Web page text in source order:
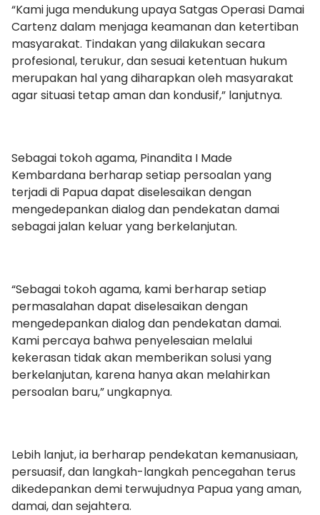
“Kami juga mendukung upaya Satgas Operasi Damai
Cartenz dalam menjaga keamanan dan ketertiban
masyarakat. Tindakan yang dilakukan secara
profesional, terukur, dan sesuai ketentuan hukum
merupakan hal yang diharapkan oleh masyarakat
agar situasi tetap aman dan kondusif,” lanjutnya.
Sebagai tokoh agama, Pinandita I Made
Kembardana berharap setiap persoalan yang
terjadi di Papua dapat diselesaikan dengan
mengedepankan dialog dan pendekatan damai
sebagai jalan keluar yang berkelanjutan.
“Sebagai tokoh agama, kami berharap setiap
permasalahan dapat diselesaikan dengan
mengedepankan dialog dan pendekatan damai.
Kami percaya bahwa penyelesaian melalui
kekerasan tidak akan memberikan solusi yang
berkelanjutan, karena hanya akan melahirkan
persoalan baru,” ungkapnya.
Lebih lanjut, ia berharap pendekatan kemanusiaan,
persuasif, dan langkah-langkah pencegahan terus
dikedepankan demi terwujudnya Papua yang aman,
damai, dan sejahtera.